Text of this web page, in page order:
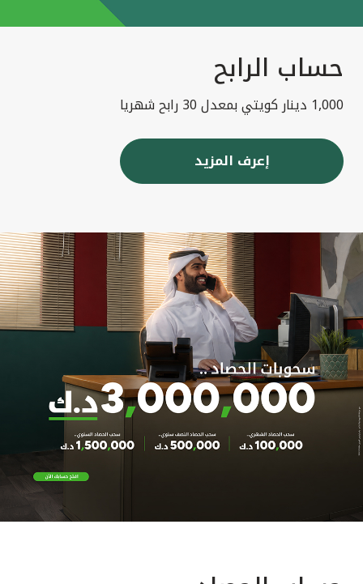
حساب الرابح
1,000 دينار كويتي بمعدل 30 رابح شهريا
إعرف المزيد